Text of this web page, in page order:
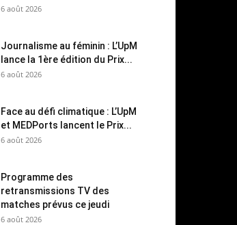
6 août 2026
Journalisme au féminin : L’UpM
lance la 1ère édition du Prix...
6 août 2026
Face au défi climatique : L’UpM
et MEDPorts lancent le Prix...
6 août 2026
Programme des
retransmissions TV des
matches prévus ce jeudi
6 août 2026